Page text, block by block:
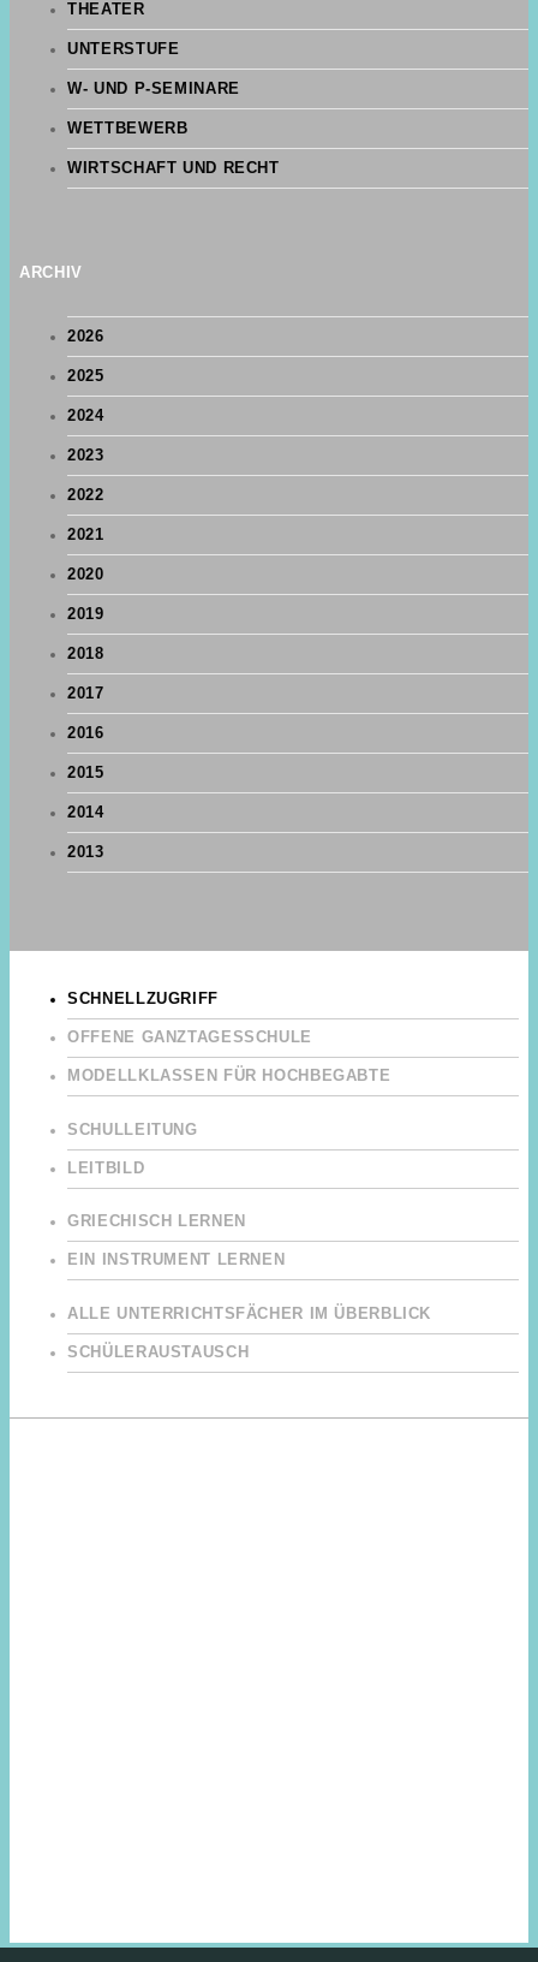
THEATER
UNTERSTUFE
W- UND P-SEMINARE
WETTBEWERB
WIRTSCHAFT UND RECHT
ARCHIV
2026
2025
2024
2023
2022
2021
2020
2019
2018
2017
2016
2015
2014
2013
SCHNELLZUGRIFF
OFFENE GANZTAGESSCHULE
MODELLKLASSEN FÜR HOCHBEGABTE
SCHULLEITUNG
LEITBILD
GRIECHISCH LERNEN
EIN INSTRUMENT LERNEN
ALLE UNTERRICHTSFÄCHER IM ÜBERBLICK
SCHÜLERAUSTAUSCH